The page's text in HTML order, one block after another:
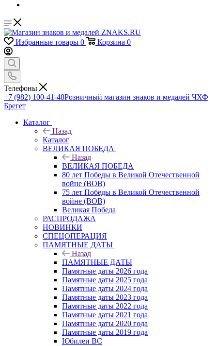
Избранные товары 0 Корзина 0
Телефоны
+7 (982) 100-41-48Розничный магазин знаков и медалей ЧХФ
Брегет
Каталог
Назад
Каталог
ВЕЛИКАЯ ПОБЕДА
Назад
ВЕЛИКАЯ ПОБЕДА
80 лет Победы в Великой Отечественной
войне (ВОВ)
75 лет Победы в Великой Отечественной
войне (ВОВ)
Великая Победа
РАСПРОДАЖА
НОВИНКИ
СПЕЦОПЕРАЦИЯ
ПАМЯТНЫЕ ДАТЫ
Назад
ПАМЯТНЫЕ ДАТЫ
Памятные даты 2026 года
Памятные даты 2025 года
Памятные даты 2024 года
Памятные даты 2023 года
Памятные даты 2022 года
Памятные даты 2021 года
Памятные даты 2020 года
Памятные даты 2019 года
Юбилеи ВС